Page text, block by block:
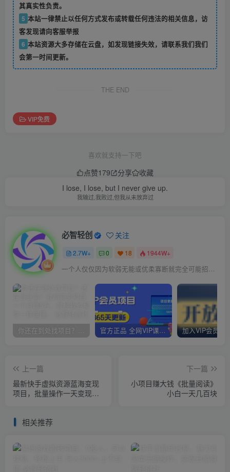
其真实性负责。
5 本站一律禁止以任何方式发布或转载任何违法的相关信息，访
客发现请向客服举报
6 本站资源大多存储在云盘，如发现链接失效，请联系我们我们
会第一时间更新。
THE END
VIP免费
喜欢就支持一下吧
点赞179 分享
收藏
I lose, I lose, but I never give up.
我输过,我败过,但我从未放弃过
必智轻创 关注
2.7W+ 0 18 1944W+
一个人仅仅因为软弱无能或优柔寡断就完全可能招致痛苦
你还在到处找项目？还在当韭菜？我却靠卖项目一个月赚5万，曾经我也和你一样懵懂。 官方正品 全网VIP课程 无损下载~
上一篇
最新快手虚拟资源蓝海变现
项目，批量操作一天变现
下一篇
小项目赚大钱《批量阅读》
小白一天几百块
相关推荐